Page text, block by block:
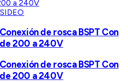
de rosca BSPT Con
200 a 240V
de rosca BSPT Con
200 a 240V